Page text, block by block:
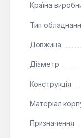
Головка
багатьох
автосервісах
Країна
Тип
Довжина
Діаметр
Конструкція
Матеріал
Призначення